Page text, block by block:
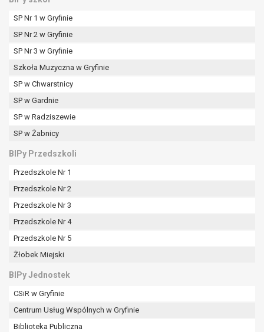
SP Nr 1 w Gryfinie
SP Nr 2 w Gryfinie
SP Nr 3 w Gryfinie
Szkoła Muzyczna w Gryfinie
SP w Chwarstnicy
SP w Gardnie
SP w Radziszewie
SP w Żabnicy
BIPy Przedszkoli
Przedszkole Nr 1
Przedszkole Nr 2
Przedszkole Nr 3
Przedszkole Nr 4
Przedszkole Nr 5
Żłobek Miejski
BIPy Jednostek
CSiR w Gryfinie
Centrum Usług Wspólnych w Gryfinie
Biblioteka Publiczna